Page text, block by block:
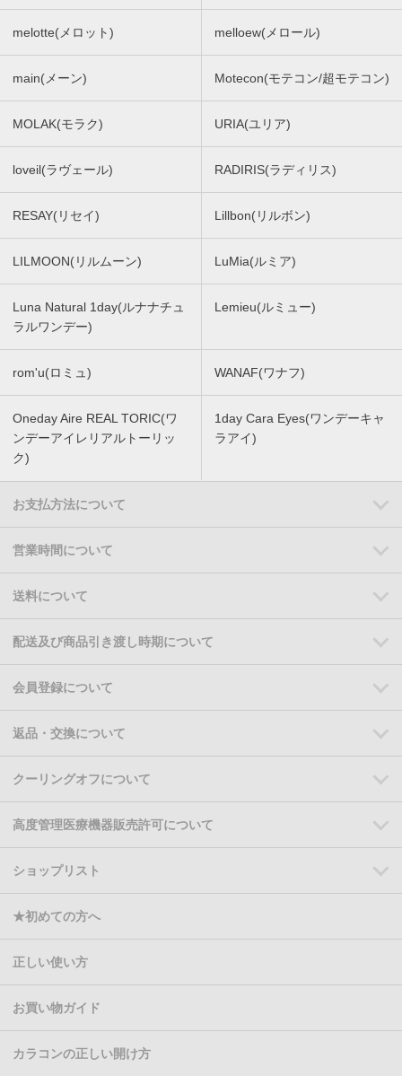
melotte(メロット) melloew(メロール)
main(メーン) Motecon(モテコン/超モテコン)
MOLAK(モラク) URIA(ユリア)
loveil(ラヴェール) RADIRIS(ラディリス)
RESAY(リセイ) Lillbon(リルボン)
LILMOON(リルムーン) LuMia(ルミア)
Luna Natural 1day(ルナナチュ
ラルワンデー)
Lemieu(ルミュー)
rom'u(ロミュ) WANAF(ワナフ)
Oneday Aire REAL TORIC(ワ
ンデーアイレリアルトーリッ
ク)
1day Cara Eyes(ワンデーキャ
ラアイ)
お支払方法について
営業時間について
送料について
配送及び商品引き渡し時期について
会員登録について
返品・交換について
クーリングオフについて
高度管理医療機器販売許可について
ショップリスト
★初めての方へ
正しい使い方
お買い物ガイド
カラコンの正しい開け方